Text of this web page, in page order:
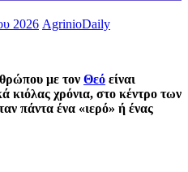
2026 AgrinioDaily
με τον Θεό είναι
κιόλας χρόνια, στο κέντρο των
πάντα ένα «ιερό» ή ένας